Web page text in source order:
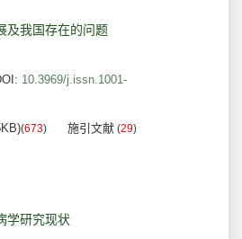
及我国存在的问题
10.3969/j.issn.1001-
(673) 施引文献 (29)
学研究现状